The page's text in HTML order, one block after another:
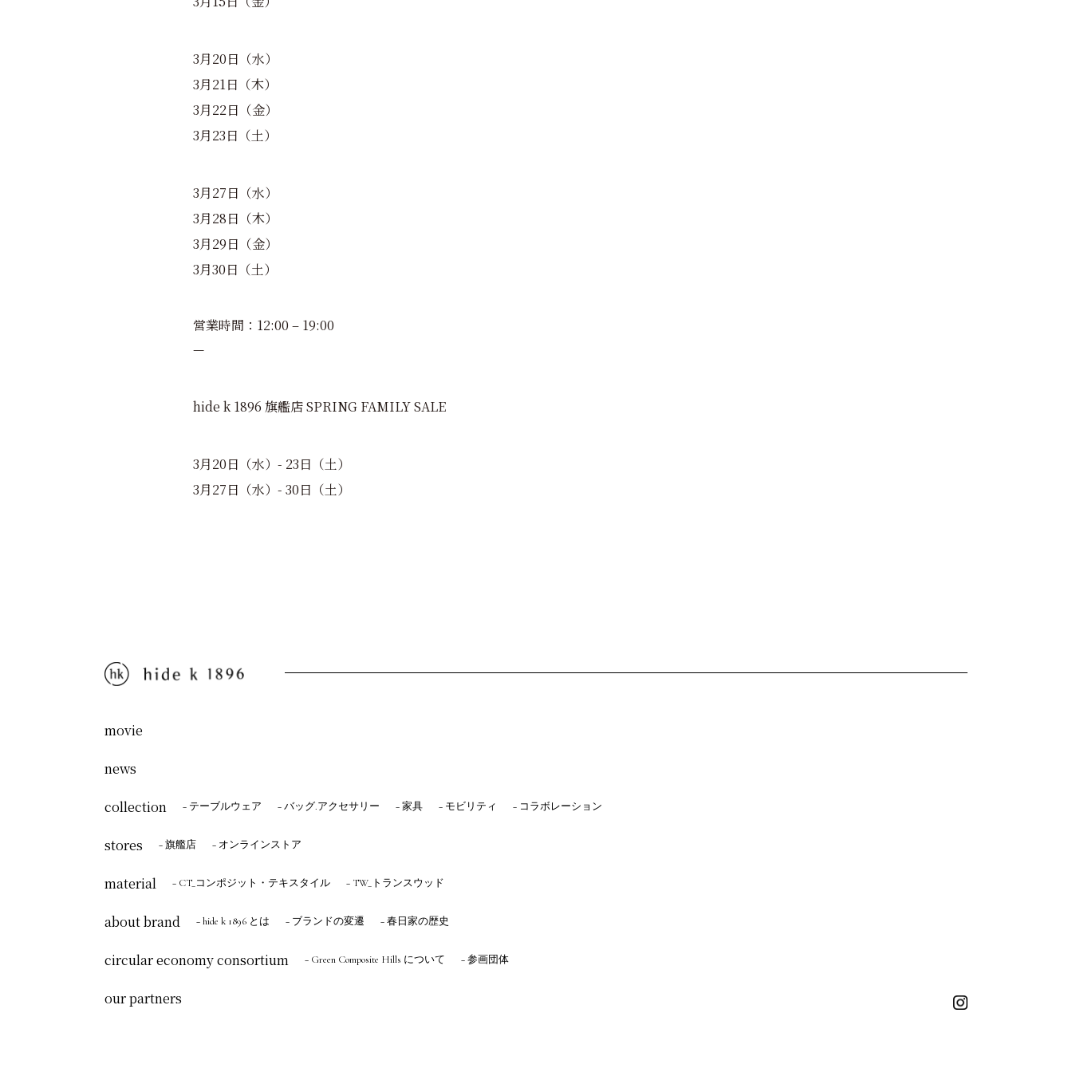
3月20日（水）
3月21日（木）
3月22日（金）
3月23日（土）
3月27日（水）
3月28日（木）
3月29日（金）
3月30日（土）
営業時間：12:00 – 19:00
—
hide k 1896 旗艦店 SPRING FAMILY SALE
3月20日（水）- 23日（土）
3月27日（水）- 30日（土）
movie
news
collection − テーブルウェア − バッグ.アクセサリー − 家具 − モビリティ − コラボレーション
stores − 旗艦店 − オンラインストア
material − CT_コンポジット・テキスタイル − TW_トランスウッド
about brand − hide k 1896 とは − ブランドの変遷 − 春日家の歴史
circular economy consortium − Green Composite Hills について − 参画団体
our partners